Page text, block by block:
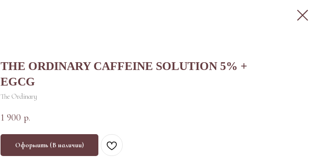
THE ORDINARY CAFFEINE SOLUTION 5% +
EGCG
The Ordinary
1 900 р.
Оформить (В наличии)